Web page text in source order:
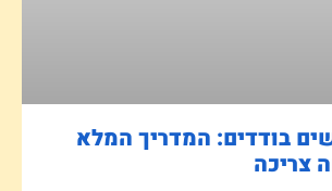
בודדים: המדריך המלא
צריכה